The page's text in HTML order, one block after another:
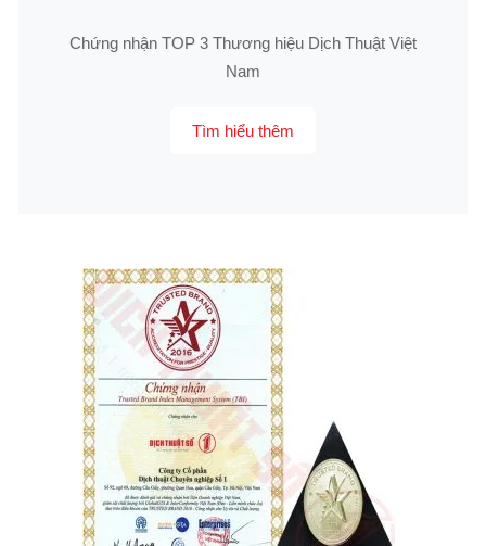
Chứng nhận TOP 3 Thương hiệu Dịch Thuật Việt
Nam
Tìm hiểu thêm